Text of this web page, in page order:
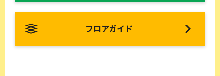
フロアガイド